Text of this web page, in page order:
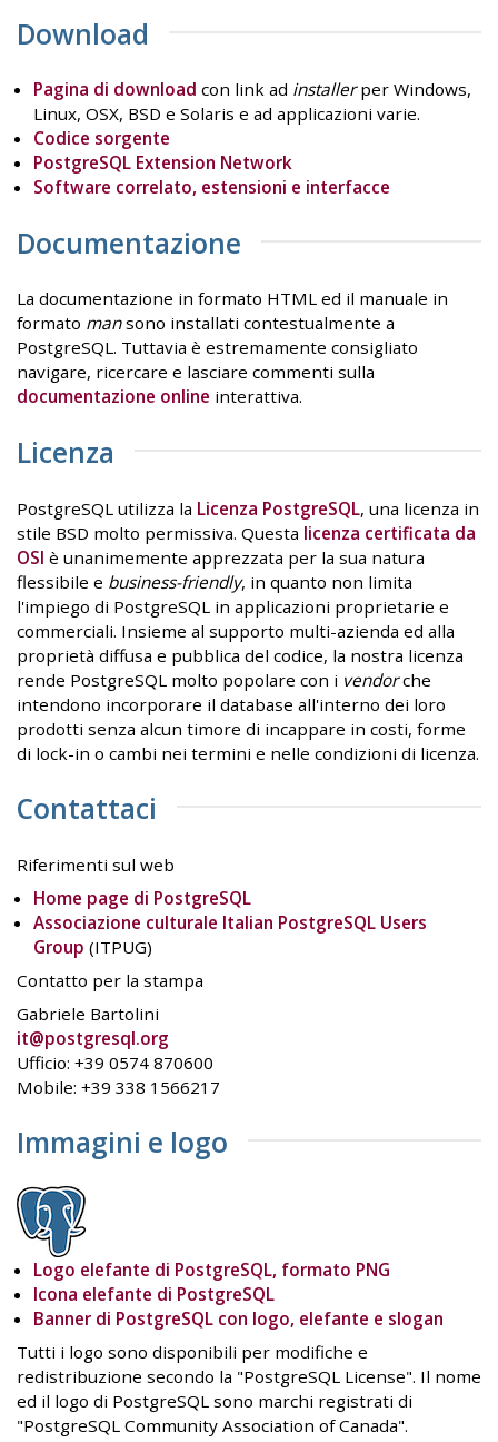
Download
Pagina di download con link ad installerper Windows,
Linux, OSX, BSD e Solaris e ad applicazioni varie.
Codice sorgente
PostgreSQL Extension Network
Software correlato, estensioni e interfacce
Documentazione
La documentazione in formato HTML ed il manuale in
formato mansono installati contestualmente a
PostgreSQL. Tuttavia è estremamente consigliato
navigare, ricercare e lasciare commenti sulla
documentazione online interattiva.
Licenza
PostgreSQL utilizza la Licenza PostgreSQL, una licenza in
stile BSD molto permissiva. Questa licenza certificata da
OSI è unanimemente apprezzata per la sua natura
flessibile e business-friendly, in quanto non limita
l'impiego di PostgreSQL in applicazioni proprietarie e
commerciali. Insieme al supporto multi-azienda ed alla
proprietà diffusa e pubblica del codice, la nostra licenza
rende PostgreSQL molto popolare con i vendorche
intendono incorporare il database all'interno dei loro
prodotti senza alcun timore di incappare in costi, forme
di lock-in o cambi nei termini e nelle condizioni di licenza.
Contattaci
Riferimenti sul web
Home page di PostgreSQL
Associazione culturale Italian PostgreSQL Users
Group (ITPUG)
Contatto per la stampa
Gabriele Bartolini
it@postgresql.org
Ufficio: +39 0574 870600
Mobile: +39 338 1566217
Immagini e logo
Logo elefante di PostgreSQL, formato PNG
Icona elefante di PostgreSQL
Banner di PostgreSQL con logo, elefante e slogan
Tutti i logo sono disponibili per modifiche e
redistribuzione secondo la "PostgreSQL License". Il nome
ed il logo di PostgreSQL sono marchi registrati di
"PostgreSQL Community Association of Canada".